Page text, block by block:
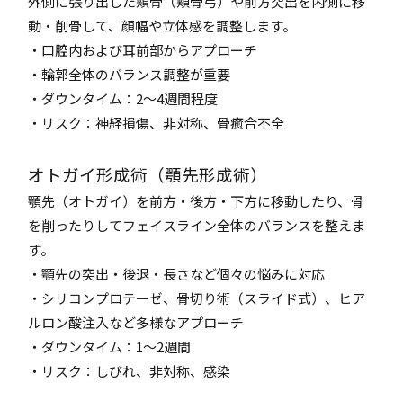
動・削骨して、顔幅や立体感を調整します。
・口腔内および耳前部からアプローチ
・輪郭全体のバランス調整が重要
・ダウンタイム：2～4週間程度
・リスク：神経損傷、非対称、骨癒合不全
オトガイ形成術（顎先形成術）
顎先（オトガイ）を前方・後方・下方に移動したり、骨
を削ったりしてフェイスライン全体のバランスを整えま
す。
・顎先の突出・後退・長さなど個々の悩みに対応
・シリコンプロテーゼ、骨切り術（スライド式）、ヒア
ルロン酸注入など多様なアプローチ
・ダウンタイム：1～2週間
・リスク：しびれ、非対称、感染